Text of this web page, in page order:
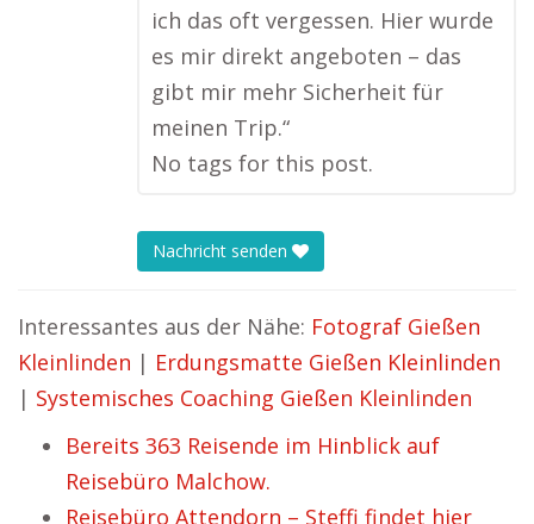
ich das oft vergessen. Hier wurde
es mir direkt angeboten – das
gibt mir mehr Sicherheit für
meinen Trip.“
No tags for this post.
Nachricht senden
Interessantes aus der Nähe: Fotograf Gießen
Kleinlinden | Erdungsmatte Gießen Kleinlinden
| Systemisches Coaching Gießen Kleinlinden
Bereits 363 Reisende im Hinblick auf
Reisebüro Malchow.
Reisebüro Attendorn – Steffi findet hier